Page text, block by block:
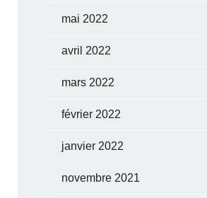
mai 2022
avril 2022
mars 2022
février 2022
janvier 2022
novembre 2021